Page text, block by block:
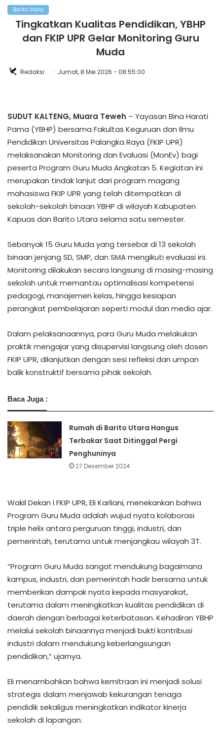
Barito Utara
Tingkatkan Kualitas Pendidikan, YBHP
dan FKIP UPR Gelar Monitoring Guru
Muda
Redaksi Jumat, 8 Mei 2026 - 08:55:00
SUDUT KALTENG, Muara Teweh – Yayasan Bina Harati
Pama (YBHP) bersama Fakultas Keguruan dan Ilmu
Pendidikan Universitas Palangka Raya (FKIP UPR)
melaksanakan Monitoring dan Evaluasi (MonEv) bagi
peserta Program Guru Muda Angkatan 5.​ Kegiatan ini
merupakan tindak lanjut dari program magang
mahasiswa FKIP UPR yang telah ditempatkan di
sekolah-sekolah binaan YBHP di wilayah Kabupaten
Kapuas dan Barito Utara selama satu semester.​
Sebanyak 15 Guru Muda yang tersebar di 13 sekolah
binaan jenjang SD, SMP, dan SMA mengikuti evaluasi ini.
Monitoring dilakukan secara langsung di masing-masing
sekolah untuk memantau optimalisasi kompetensi
pedagogi, manajemen kelas, hingga kesiapan
perangkat pembelajaran seperti modul dan media ajar.
Dalam pelaksanaannya, para Guru Muda melakukan
praktik mengajar yang disupervisi langsung oleh dosen
FKIP UPR, dilanjutkan dengan sesi refleksi dan umpan
balik konstruktif bersama pihak sekolah.​
Baca Juga :
Rumah di Barito Utara Hangus
Terbakar Saat Ditinggal Pergi
Penghuninya
27 Desember 2024
Wakil Dekan I FKIP UPR, Eli Karliani, menekankan bahwa
Program Guru Muda adalah wujud nyata kolaborasi
triple helix antara perguruan tinggi, industri, dan
pemerintah, terutama untuk menjangkau wilayah 3T.
​“Program Guru Muda sangat mendukung bagaimana
kampus, industri, dan pemerintah hadir bersama untuk
memberikan dampak nyata kepada masyarakat,
terutama dalam meningkatkan kualitas pendidikan di
daerah dengan berbagai keterbatasan. Kehadiran YBHP
melalui sekolah binaannya menjadi bukti kontribusi
industri dalam mendukung keberlangsungan
pendidikan,” ujarnya.
Eli menambahkan bahwa kemitraan ini menjadi solusi
strategis dalam menjawab kekurangan tenaga
pendidik sekaligus meningkatkan indikator kinerja
sekolah di lapangan.​